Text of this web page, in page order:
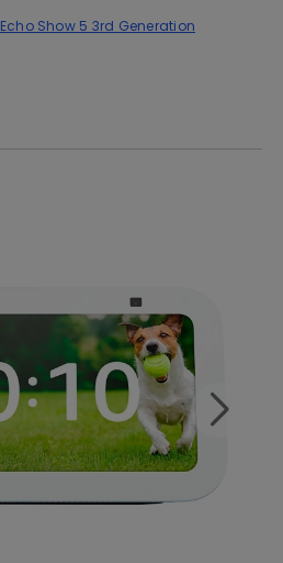
Echo Show 5 3rd Generation